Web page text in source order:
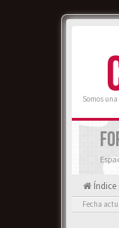
Somos
Índice
Fecha